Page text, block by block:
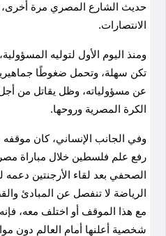
حديث الشارع المصري مرة
الانتصارات.
ومنذ اليوم الأول لتوليه
تكن سهلة، وتحمل ضغوطًا جماهيرية
عن مسؤولياته، وظل يقاتل من
الكرة المصرية وروحها.
وفي الجانب الإنساني، كان موقفه
رفع علم فلسطين خلال مباراة مصر
الصحفي بعد لقاء الأرجنتين
الرياضة لا تنفصل عن المبادئ
مع هذا الموقف أو اختلف معه،
شخصية أعلنها أمام العالم دون